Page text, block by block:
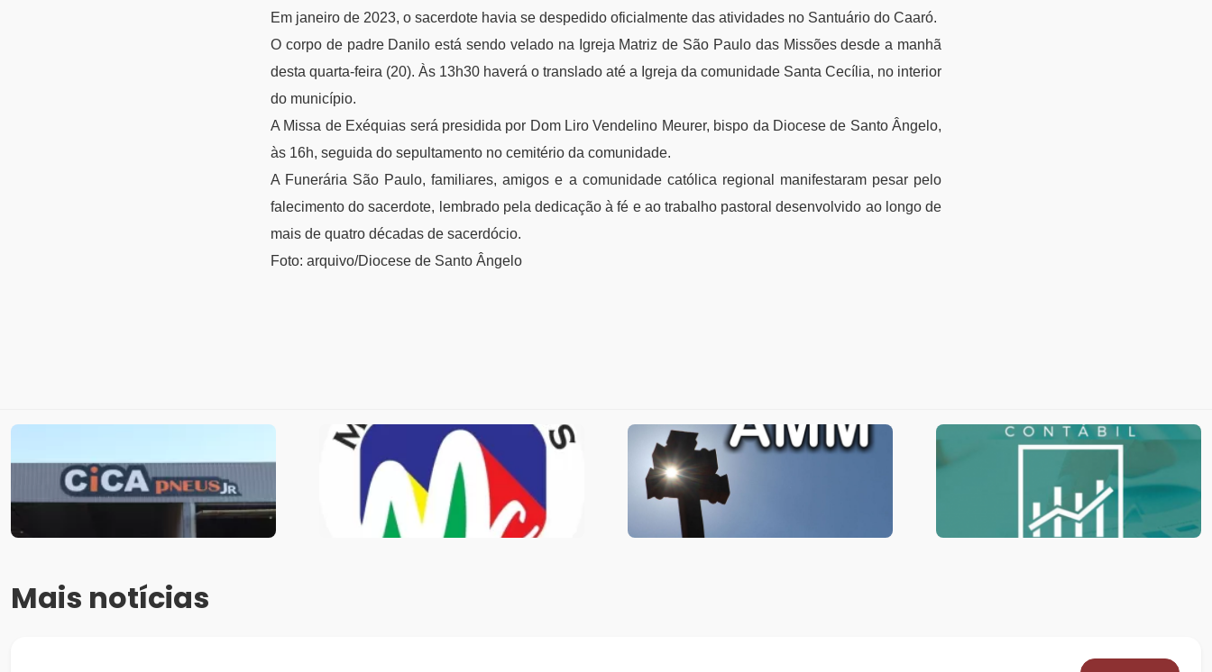
Em janeiro de 2023, o sacerdote havia se despedido oficialmente das atividades no Santuário do Caaró.
O corpo de padre Danilo está sendo velado na Igreja Matriz de São Paulo das Missões desde a manhã
desta quarta-feira (20). Às 13h30 haverá o translado até a Igreja da comunidade Santa Cecília, no interior
do município.
A Missa de Exéquias será presidida por Dom Liro Vendelino Meurer, bispo da Diocese de Santo Ângelo,
às 16h, seguida do sepultamento no cemitério da comunidade.
A Funerária São Paulo, familiares, amigos e a comunidade católica regional manifestaram pesar pelo
falecimento do sacerdote, lembrado pela dedicação à fé e ao trabalho pastoral desenvolvido ao longo de
mais de quatro décadas de sacerdócio.
Foto: arquivo/Diocese de Santo Ângelo
Mais notícias